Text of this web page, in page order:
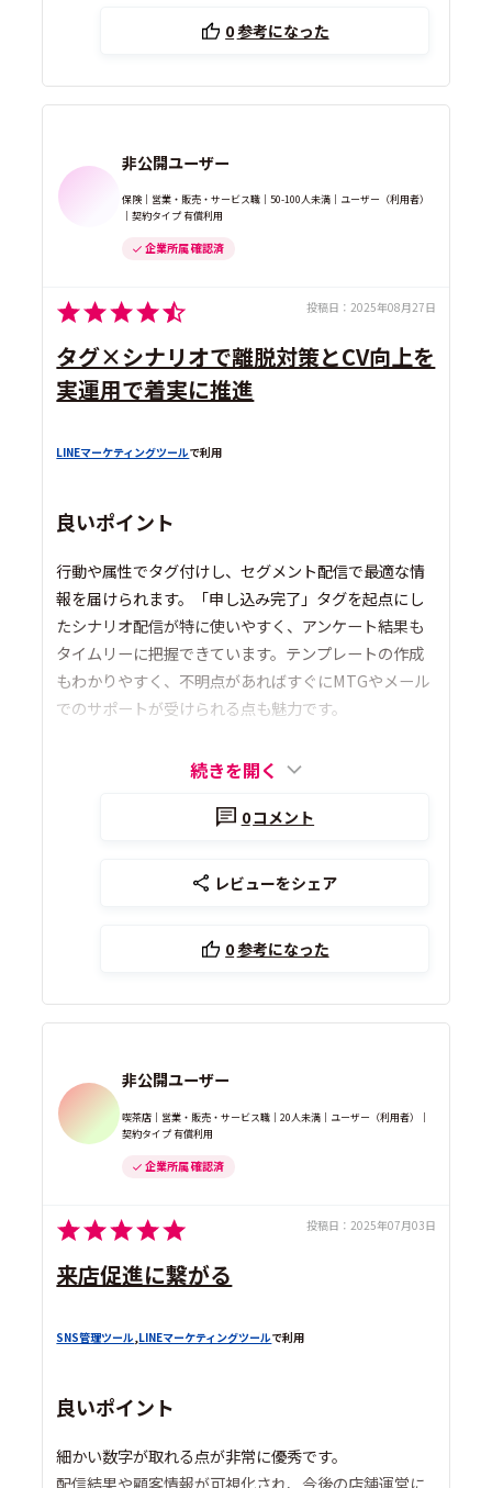
0参考になった
非公開ユーザー
保険｜営業・販売・サービス職｜50-100人未満｜ユーザー（利用者）
｜契約タイプ 有償利用
企業所属 確認済
投稿日： 2025年08月27日
タグ×シナリオで離脱対策とCV向上を
実運用で着実に推進
LINEマーケティングツールで利用
良いポイント
行動や属性でタグ付けし、セグメント配信で最適な情
報を届けられます。「申し込み完了」タグを起点にし
たシナリオ配信が特に使いやすく、アンケート結果も
タイムリーに把握できています。テンプレートの作成
もわかりやすく、不明点があればすぐにMTGやメール
でのサポートが受けられる点も魅力です。
続きを開く
0コメント
レビューをシェア
0参考になった
非公開ユーザー
喫茶店｜営業・販売・サービス職｜20人未満｜ユーザー（利用者）｜
契約タイプ 有償利用
企業所属 確認済
投稿日： 2025年07月03日
来店促進に繋がる
SNS管理ツール ,LINEマーケティングツールで利用
良いポイント
細かい数字が取れる点が非常に優秀です。
配信結果や顧客情報が可視化され、今後の店舗運営に